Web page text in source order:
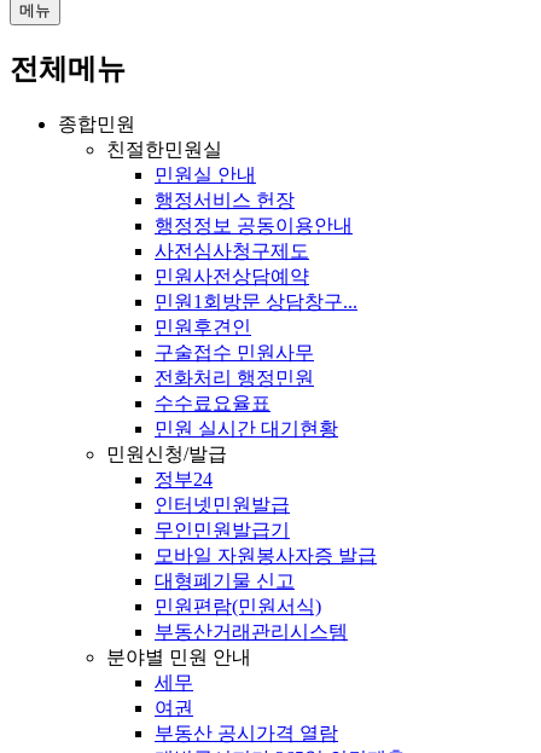
메뉴
전체메뉴
종합민원
친절한민원실
민원실 안내
행정서비스 헌장
행정정보 공동이용안내
사전심사청구제도
민원사전상담예약
민원1회방문 상담창구...
민원후견인
구술접수 민원사무
전화처리 행정민원
수수료요율표
민원 실시간 대기현황
민원신청/발급
정부24
인터넷민원발급
무인민원발급기
모바일 자원봉사자증 발급
대형폐기물 신고
민원편람(민원서식)
부동산거래관리시스템
분야별 민원 안내
세무
여권
부동산 공시가격 열람